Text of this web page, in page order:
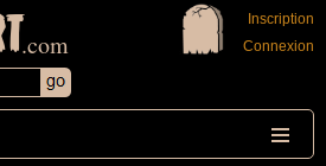
.com
Inscription
Connexion